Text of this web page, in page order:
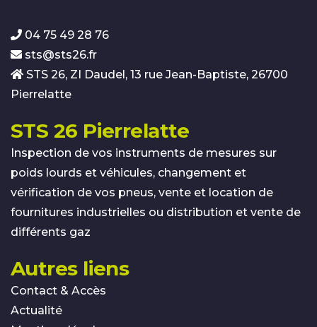
04 75 49 28 76
sts@sts26.fr
STS 26, ZI Daudel, 13 rue Jean-Baptiste, 26700
Pierrelatte
STS 26 Pierrelatte
Inspection de vos instruments de mesures sur
poids lourds et véhicules, changement et
vérification de vos pneus, vente et location de
fournitures industrielles ou distribution et vente de
différents gaz
Autres liens
Contact & Accès
Actualité